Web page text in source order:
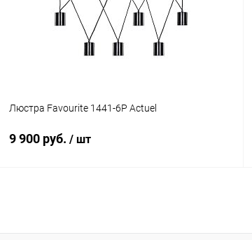
В избранное В наличии
Люстра Favourite 1441-6P Actuel
9 900 руб. / шт
Купить в 1 клик Сравнение